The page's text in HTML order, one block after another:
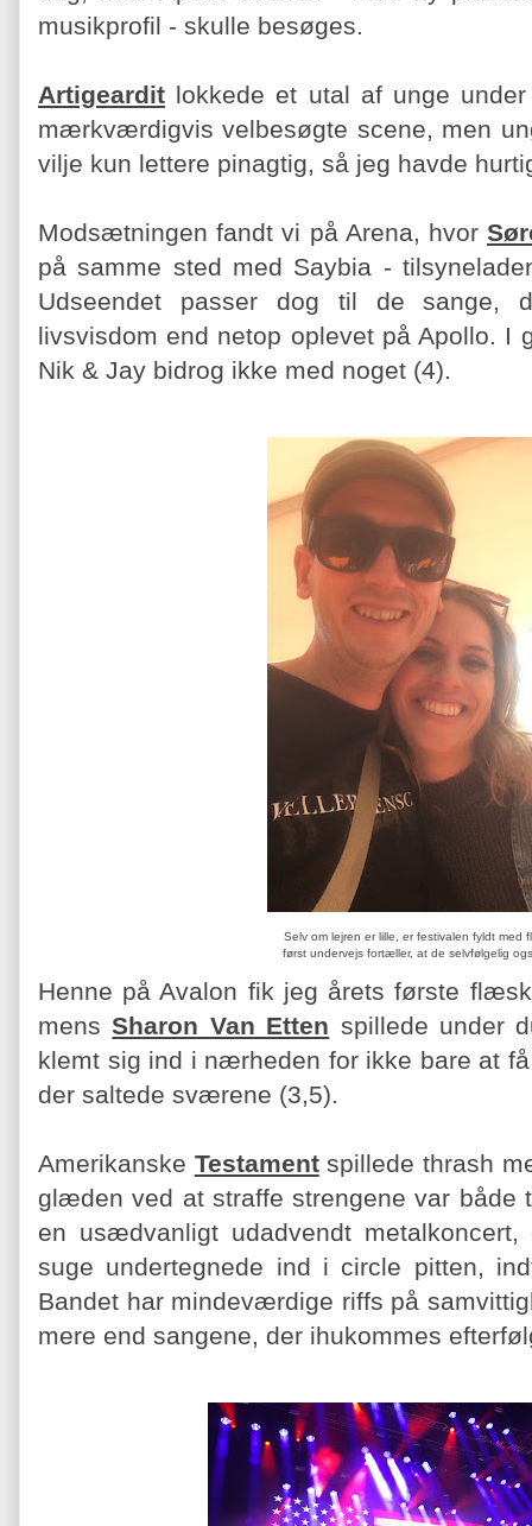
musikprofil - skulle besøges.
Artigeardit lokkede et utal af unge
mærkværdigvis velbesøgte scene, men
vilje kun lettere pinagtig, så jeg havde
Modsætningen fandt vi på Arena, hvor
på samme sted med Saybia -
Udseendet passer dog til de sange,
livsvisdom end netop oplevet på Apollo. I
Nik & Jay bidrog ikke med noget (4).
Selv om lejren er lille, er festivalen fyldt med
først undervejs fortæller, at de selvfølgelig
Henne på Avalon fik jeg årets første
mensSharon Van Etten spillede under
klemt sig ind i nærheden for ikke bare at
der saltede sværene (3,5).
Amerikanske Testamentspillede thrash
glæden ved at straffe strengene var både
en usædvanligt udadvendt
suge undertegnede ind i circle pitten,
Bandet har mindeværdige riffs på
mere end sangene, der ihukommes